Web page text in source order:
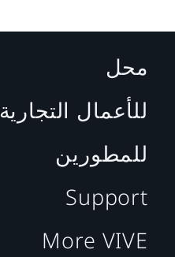
محل
للأعمال التجارية
للمطورين
Support
More VIVE